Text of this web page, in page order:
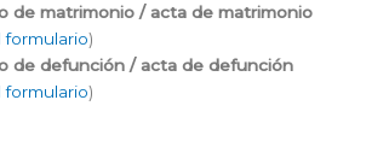
de matrimonio / acta de matrimonio
formulario)
de defunción / acta de defunción
formulario)